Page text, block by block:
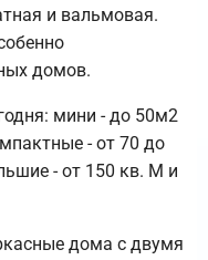
и вальмовая.
домов.
мини - до 50м2
- от 70 до
- от 150 кв. М и
дома с двумя